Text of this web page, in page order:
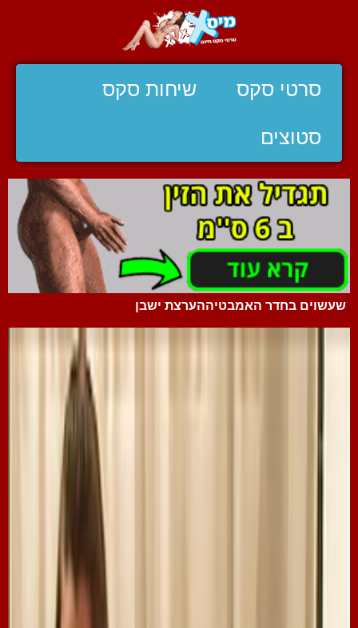
סרטי סקס שיחות סקס
סטוצים
שעשוים בחדר האמבטיההערצת ישבן